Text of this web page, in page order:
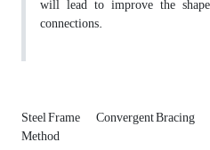
will lead to improve the
connections.
Steel Frame Convergent Bracing
Method